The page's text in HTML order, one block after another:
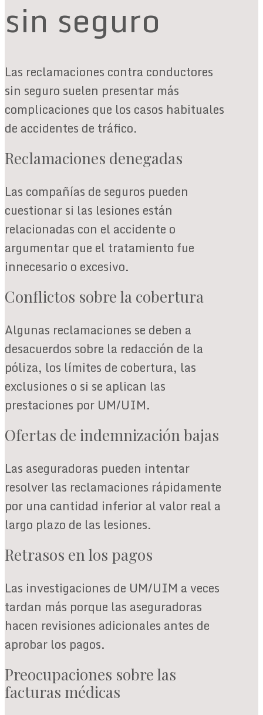
sin seguro
Las reclamaciones contra conductores
sin seguro suelen presentar más
complicaciones que los casos habituales
de accidentes de tráfico.
Reclamaciones denegadas
Las compañías de seguros pueden
cuestionar si las lesiones están
relacionadas con el accidente o
argumentar que el tratamiento fue
innecesario o excesivo.
Conflictos sobre la cobertura
Algunas reclamaciones se deben a
desacuerdos sobre la redacción de la
póliza, los límites de cobertura, las
exclusiones o si se aplican las
prestaciones por UM/UIM.
Ofertas de indemnización bajas
Las aseguradoras pueden intentar
resolver las reclamaciones rápidamente
por una cantidad inferior al valor real a
largo plazo de las lesiones.
Retrasos en los pagos
Las investigaciones de UM/UIM a veces
tardan más porque las aseguradoras
hacen revisiones adicionales antes de
aprobar los pagos.
Preocupaciones sobre las
facturas médicas